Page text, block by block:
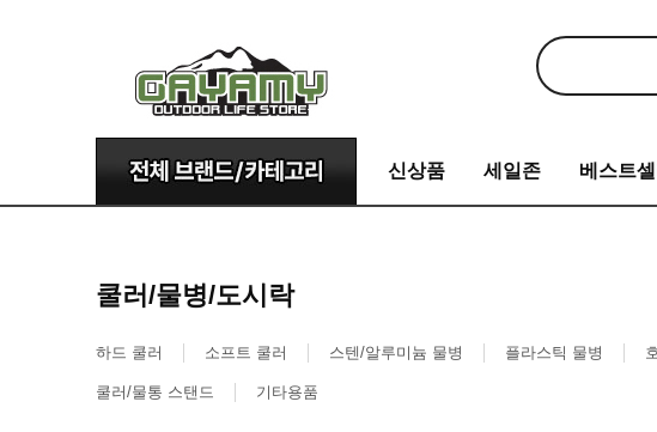
신상품 세일존 베스트셀
쿨러/물병/도시락
하드 쿨러 소프트 쿨러 스텐/알루미늄 물병 플라스틱 물병
쿨러/물통 스탠드 기타용품